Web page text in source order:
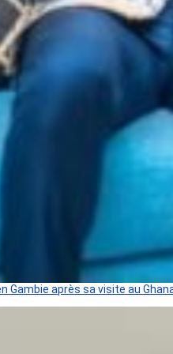
Gambie après sa visite au